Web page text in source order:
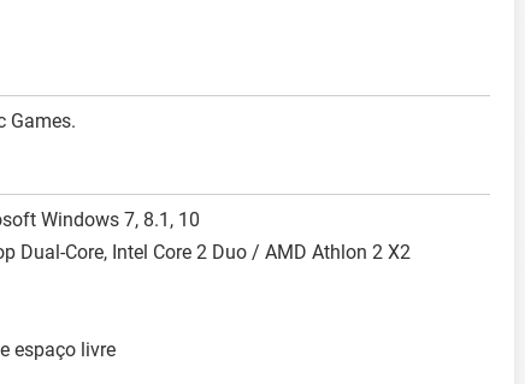
Games.
Windows 7, 8.1, 10
Dual-Core, Intel Core 2 Duo / AMD Athlon 2 X2
espaço livre